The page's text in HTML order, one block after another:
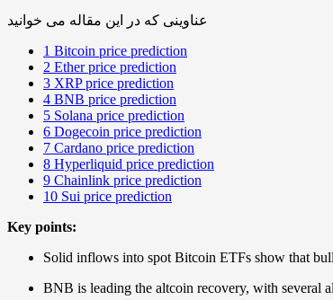
عناوینی که در این مقاله می خوانید
1 Bitcoin price prediction
2 Ether price prediction
3 XRP price prediction
4 BNB price prediction
5 Solana price prediction
6 Dogecoin price prediction
7 Cardano price prediction
8 Hyperliquid price prediction
9 Chainlink price prediction
10 Sui price prediction
Key points:
Solid inflows into spot Bitcoin ETFs show that
BNB is leading the altcoin recovery, with several